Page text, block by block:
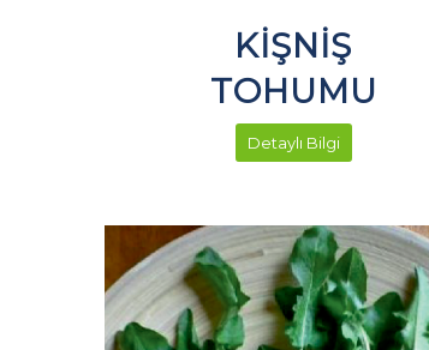
KİŞNİŞ
TOHUMU
Detaylı Bilgi